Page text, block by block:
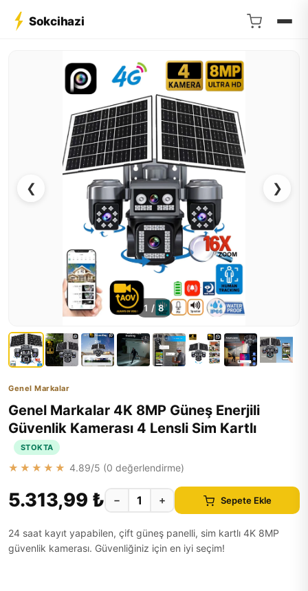
Sokcihazi
❮ ❯
1 / 8
Genel Markalar
Genel Markalar 4K 8MP Güneş Enerjili
Güvenlik Kamerası 4 Lensli Sim Kartlı
STOKTA
★★★★★ 4.89/5 (0 değerlendirme)
5.313,99 ₺ − + Sepete Ekle
24 saat kayıt yapabilen, çift güneş panelli, sim kartlı 4K 8MP
güvenlik kamerası. Güvenliğiniz için en iyi seçim!